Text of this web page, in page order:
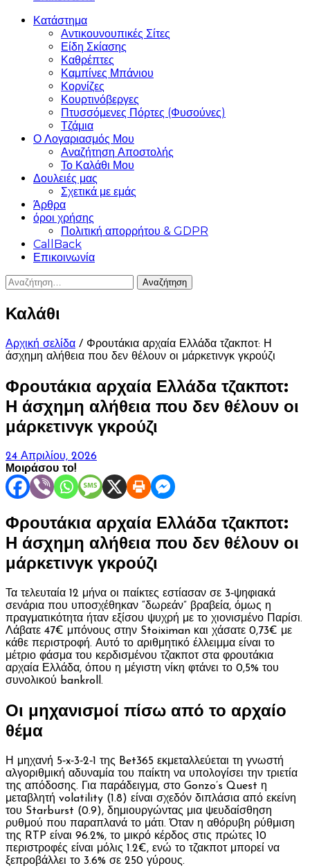
Κατάστημα
Αντικουνουπικές Σίτες
Είδη Σκίασης
Καθρέπτες
Καμπίνες Μπάνιου
Κορνίζες
Κουρτινόβεργες
Πτυσσόμενες Πόρτες (Φυσούνες)
Τζάμια
Ο Λογαριασμός Μου
Αναζήτηση Αποστολής
Το Καλάθι Μου
Δουλειές μας
Σχετικά με εμάς
Άρθρα
όροι χρήσης
Πολιτική απορρήτου & GDPR
CallBack
Επικοινωνία
Αναζήτηση
Καλάθι
Αρχική σελίδα / Φρουτάκια αρχαία Ελλάδα τζακποτ: Η
άσχημη αλήθεια που δεν θέλουν οι μάρκετινγκ γκρούζι
Φρουτάκια αρχαία Ελλάδα τζακποτ:
Η άσχημη αλήθεια που δεν θέλουν οι
μάρκετινγκ γκρούζι
24 Απριλίου, 2026
Μοιράσου το!
Φρουτάκια αρχαία Ελλάδα τζακποτ:
Η άσχημη αλήθεια που δεν θέλουν οι
μάρκετινγκ γκρούζι
Τα τελευταία 12 μήνα οι παίκτες εστίασαν σε 3‑ψηφιακά
σενάρια που υποσχέθηκαν “δωρεάν” βραβεία, όμως η
πραγματικότητα ήταν εξίσου ψυχρή με το χιονισμένο Παρίσι.
Λάβατε 47€ μπόνους στην Stoiximan και χάσατε 0,73€ με
κάθε περιστροφή. Αυτό το αριθμητικό έλλειμμα είναι το
μέτριο φάσμα του κερδισμένου τζακποτ στα φρουτάκια
αρχαία Ελλάδα, όπου η μέγιστη νίκη φτάνει το 0,5% του
συνολικού bankroll.
Οι μηχανισμοί πίσω από το αρχαίο
θέμα
Η μηχανή 5‑x‑3‑2‑1 της Bet365 εκμεταλλεύεται τη γνωστή
αλγοριθμική αδυναμία του παίκτη να υπολογίσει την τριετία
της απόδοσης. Για παράδειγμα, στο Gonzo’s Quest η
μεταβλητή volatility (1.8) είναι σχεδόν διπλάσια από εκείνη
του Starburst (0.9), δημιουργώντας μια ψευδαίσθηση
ρυθμού που παραπλανά το μάτι. Όταν η αθόρυβη ρύθμιση
της RTP είναι 96.2%, το μικρό κέρδος στις πρώτες 10
περιστροφές είναι μόλις 1.2€, ενώ το τζακποτ μπορεί να
ξεπροβάλλει το 3.6% σε 250 γύρους.